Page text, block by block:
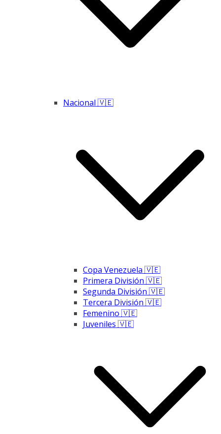
Nacional 🇻🇪
Copa Venezuela 🇻🇪
Primera División 🇻🇪
Segunda División 🇻🇪
Tercera División 🇻🇪
Femenino 🇻🇪
Juveniles 🇻🇪